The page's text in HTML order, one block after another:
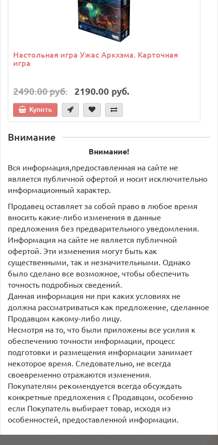
Настольная игра Ужас Аркхэма. Карточная
игра
2490.00 руб. 2190.00 руб.
Купить
Внимание
Внимание!
Вся информация,предоставленная на сайте не
является публичной офертой и носит исключительно
информационный характер.
Продавец оставляет за собой право в любое время
вносить какие-либо изменения в данные
предложения без предварительного уведомления.
Информация на сайте не является публичной
офертой. Эти изменения могут быть как
существенными, так и незначительными. Однако
было сделано все возможное, чтобы обеспечить
точность подробных сведений.
Данная информация ни при каких условиях не
должна рассматриваться как предложение, сделанное
Продавцом какому-либо лицу.
Несмотря на то, что были приложены все усилия к
обеспечению точности информации, процесс
подготовки и размещения информации занимает
некоторое время. Следовательно, не всегда
своевременно отражаются изменения.
Покупателям рекомендуется всегда обсуждать
конкретные предложения с Продавцом, особенно
если Покупатель выбирает товар, исходя из
особенностей, предоставленной информации.